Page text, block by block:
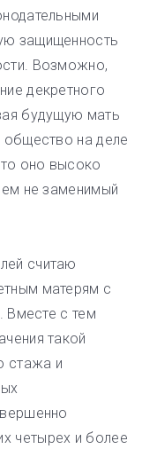
защищенность
Возможно,
декретного
будущую мать
на деле
оно высоко
не заменимый
считаю
матерям с
Вместе с тем
такой
стажа и
четырех и более